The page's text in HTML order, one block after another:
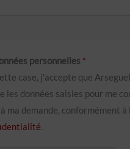
personnelles *
case, j'accepte que Arseguel
les données saisies pour me
ma demande, conformément à
.